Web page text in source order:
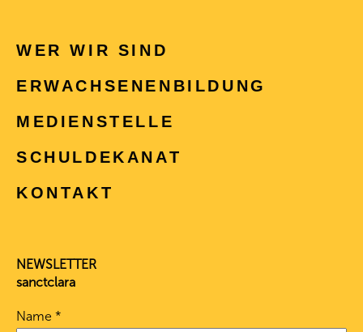
WER WIR SIND
ERWACHSENEN­BILDUNG
MEDIENSTELLE
SCHULDEKANAT
KONTAKT
NEWSLETTER
sanctclara
Name *